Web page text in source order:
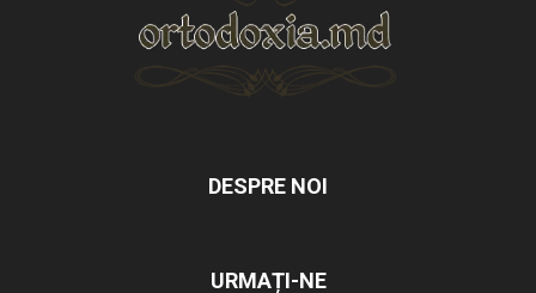
DESPRE NOI
URMAȚI-NE